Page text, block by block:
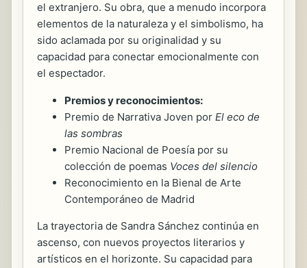
el extranjero. Su obra, que a menudo incorpora
elementos de la naturaleza y el simbolismo, ha
sido aclamada por su originalidad y su
capacidad para conectar emocionalmente con
el espectador.
Premios y reconocimientos:
Premio de Narrativa Joven por El eco de
las sombras
Premio Nacional de Poesía por su
colección de poemas Voces del silencio
Reconocimiento en la Bienal de Arte
Contemporáneo de Madrid
La trayectoria de Sandra Sánchez continúa en
ascenso, con nuevos proyectos literarios y
artísticos en el horizonte. Su capacidad para